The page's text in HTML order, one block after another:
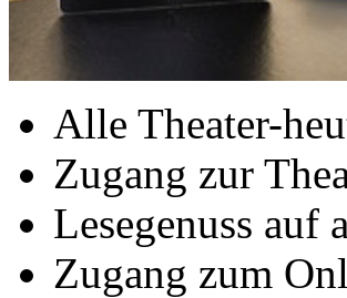
Alle Theater-
Zugang zur
Lesegenuss auf
Zugang zum